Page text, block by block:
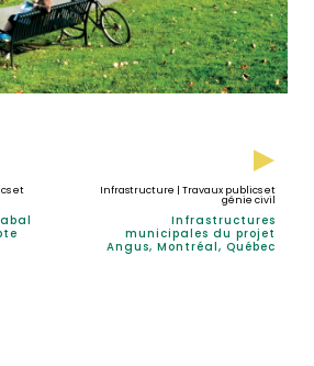
et Infrastructure | Travaux publics et
génie civil
Infrastructures
municipales du projet
Angus, Montréal, Québec